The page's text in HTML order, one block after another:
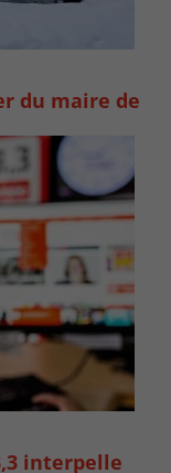
du maire de
interpelle